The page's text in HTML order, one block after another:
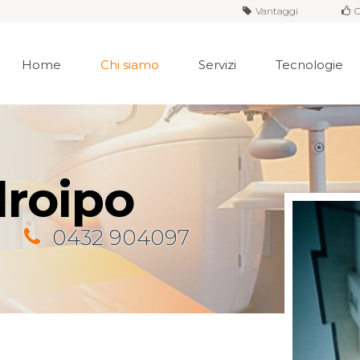
Home Chi siamo Servizi Tecnologie
Vantaggi
0432 904097